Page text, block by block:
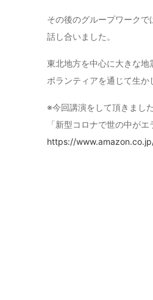
その後のグループワーク
話し合いました。
東北地方を中心に大きな
ボランティアを通じて生か
※今回講演をして頂きまし
「新型コロナで世の中が
https://